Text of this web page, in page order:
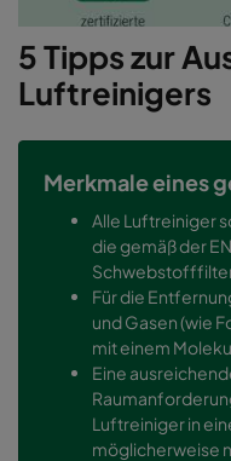
5 Tipps zur
Luftreinigers
Merkmale eines
Alle Luftreiniger
die gemäß der
Für die
und Gasen (wie
mit einem
Eine
Luftreiniger in
möglicherweise